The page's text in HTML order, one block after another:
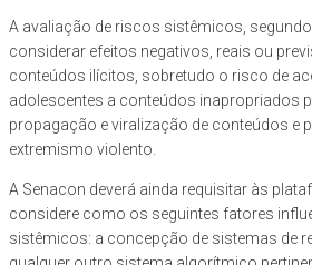
A avaliação de riscos sistêmicos,
considerar efeitos negativos, reais ou
conteúdos ilícitos, sobretudo o risco de
adolescentes a conteúdos inapropriados
propagação e viralização de conteúdos e
extremismo violento.
A Senacon deverá ainda requisitar às
considere como os seguintes fatores
sistêmicos: a concepção de sistemas de